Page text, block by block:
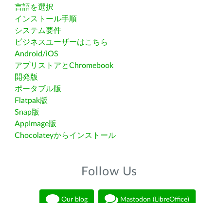
言語を選択
インストール手順
システム要件
ビジネスユーザーはこちら
Android/iOS
アプリストアとChromebook
開発版
ポータブル版
Flatpak版
Snap版
AppImage版
Chocolateyからインストール
Follow Us
Our blog Mastodon (LibreOffice)